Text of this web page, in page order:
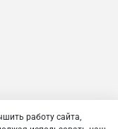
работу сайта,